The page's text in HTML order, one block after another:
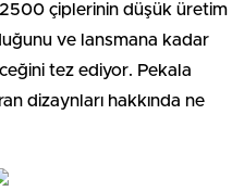
çiplerinin düşük üretim
ve lansmana kadar
tez ediyor. Pekala
dizaynları hakkında ne